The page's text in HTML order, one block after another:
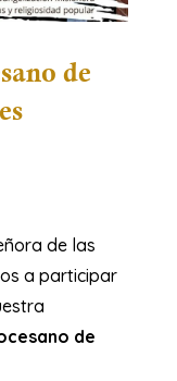
de
de las
a participar
de